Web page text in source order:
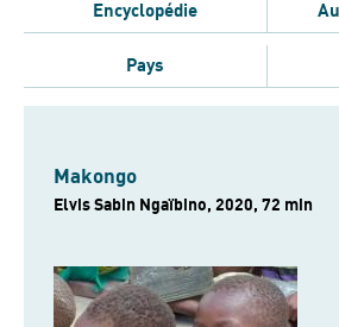
Encyclopédie
Pays
Makongo
Elvis Sabin Ngaïbino, 2020, 72 min